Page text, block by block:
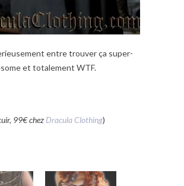
entre trouver ça super-
et totalement WTF.
99€ chez Dracula Clothing)